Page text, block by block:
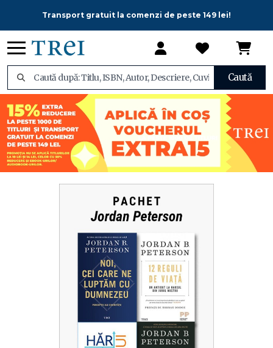
Transport gratuit la comenzi de peste 149 lei!
Caută